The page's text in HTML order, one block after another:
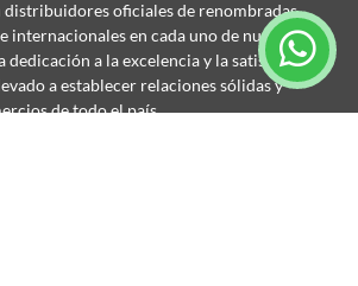
distribuidores oficiales de renombradas
internacionales en cada uno de nuestros
dedicación a la excelencia y la satisfacción
a establecer relaciones sólidas y
de todo el país.